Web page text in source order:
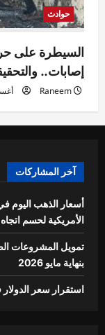
حوادث
السيطرة على
إصابات..
Raneem
آخر المشاركات
أسعار الذهب اليوم
الأمريكية لحسم
بنهاية مايو 2026
استقرار سعر